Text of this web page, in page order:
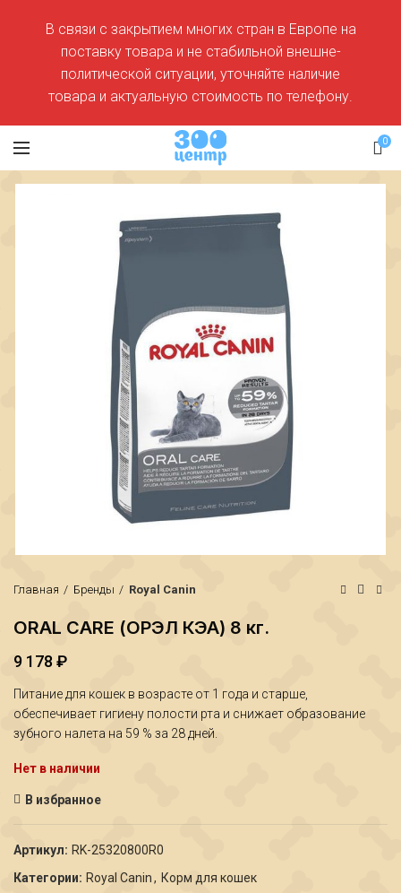
0
Главная Бренды Royal Canin
ORAL CARE (ОРЭЛ КЭА) 8 кг.
9 178 ₽
Питание для кошек в возрасте от 1 года и старше,
обеспечивает гигиену полости рта и снижает образование
зубного налета на 59 % за 28 дней.
Нет в наличии
В избранное
Артикул: RK-25320800R0
Категории: Royal Canin, Корм для кошек
В связи с закрытием многих стран в Европе на
поставку товара и не стабильной внешне-
политической ситуации, уточняйте наличие
товара и актуальную стоимость по телефону.